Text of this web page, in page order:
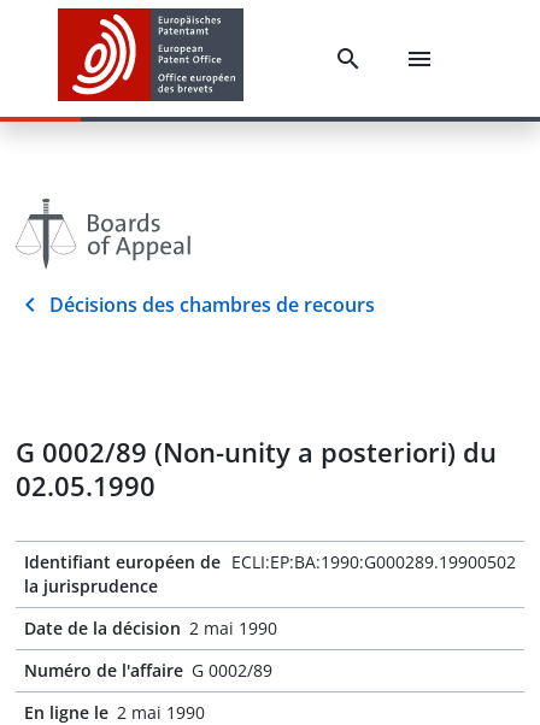
Décisions des chambres de recours
G 0002/89 (Non-unity a posteriori) du
02.05.1990
Identifiant européen de
la jurisprudence
ECLI:EP:BA:1990:G000289.19900502
Date de la décision 2 mai 1990
Numéro de l'affaire G 0002/89
En ligne le 2 mai 1990